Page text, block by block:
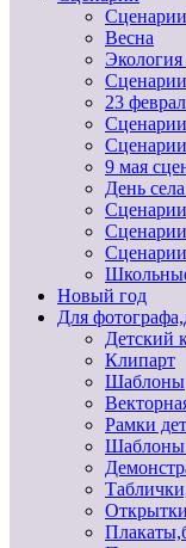
Весна
23
9 мая
День
Новый год
Для
Детский
Клипарт
Шаблоны
Рамки
Шаблоны